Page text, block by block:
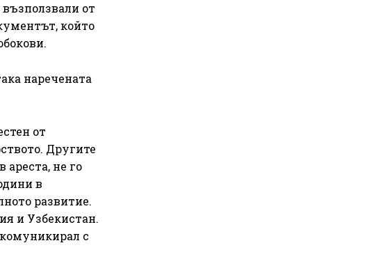
от
който
наречената
от
Другите
не го
в
развитие.
и Узбекистан.
с